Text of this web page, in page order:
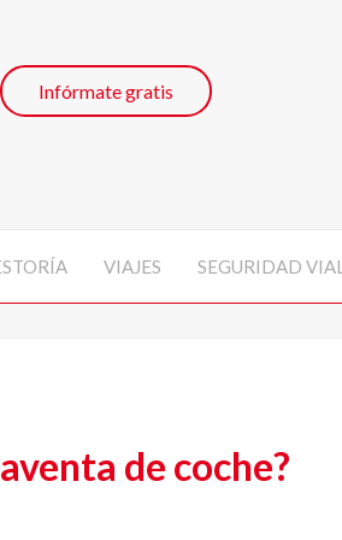
Infórmate gratis
VIAJES SEGURIDAD VIAL
de coche?